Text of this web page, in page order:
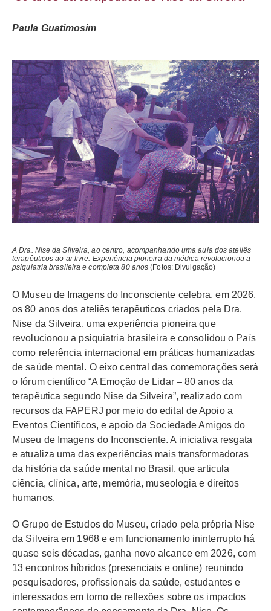
Paula Guatimosim
A Dra. Nise da Silveira, ao centro, acompanhando uma aula dos ateliês
terapêuticos ao ar livre. Experiência pioneira da médica revolucionou a
psiquiatria brasileira e completa 80 anos(Fotos: Divulgação)
O Museu de Imagens do Inconsciente celebra, em 2026,
os 80 anos dos ateliês terapêuticos criados pela Dra.
Nise da Silveira, uma experiência pioneira que
revolucionou a psiquiatria brasileira e consolidou o País
como referência internacional em práticas humanizadas
de saúde mental. O eixo central das comemorações será
o fórum científico “A Emoção de Lidar – 80 anos da
terapêutica segundo Nise da Silveira”, realizado com
recursos da FAPERJ por meio do edital de Apoio a
Eventos Científicos, e apoio da Sociedade Amigos do
Museu de Imagens do Inconsciente. A iniciativa resgata
e atualiza uma das experiências mais transformadoras
da história da saúde mental no Brasil, que articula
ciência, clínica, arte, memória, museologia e direitos
humanos.
O Grupo de Estudos do Museu, criado pela própria Nise
da Silveira em 1968 e em funcionamento ininterrupto há
quase seis décadas, ganha novo alcance em 2026, com
13 encontros híbridos (presenciais e online) reunindo
pesquisadores, profissionais da saúde, estudantes e
interessados em torno de reflexões sobre os impactos